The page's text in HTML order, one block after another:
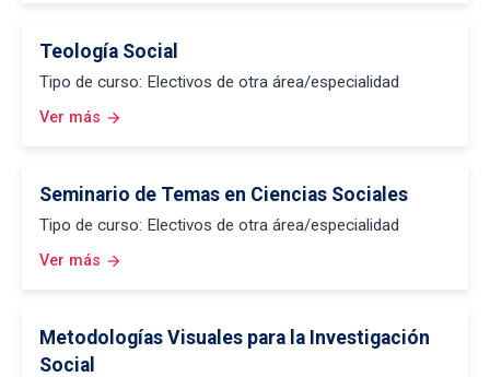
Teología Social
Tipo de curso: Electivos de otra área/especialidad
Ver más arrow_forward
Seminario de Temas en Ciencias Sociales
Tipo de curso: Electivos de otra área/especialidad
Ver más arrow_forward
Metodologías Visuales para la Investigación
Social